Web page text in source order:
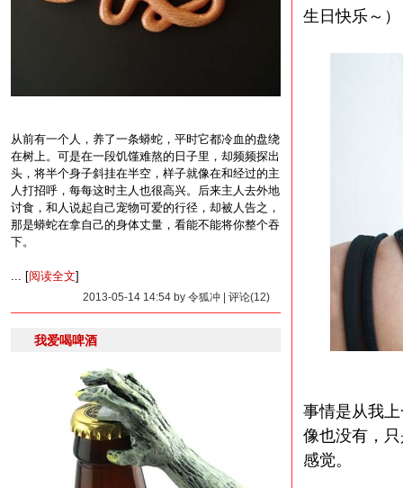
从前有一个人，养了一条蟒蛇，平时它都冷血的盘绕
在树上。可是在一段饥馑难熬的日子里，却频频探出
头，将半个身子斜挂在半空，样子就像在和经过的主
人打招呼，每每这时主人也很高兴。后来主人去外地
讨食，和人说起自己宠物可爱的行径，却被人告之，
那是蟒蛇在拿自己的身体丈量，看能不能将你整个吞
下。
... [阅读全文]
2013-05-14 14:54 by 令狐冲 | 评论(12)
我爱喝啤酒
生日快乐～）
事情是从我
像也没有，
感觉。